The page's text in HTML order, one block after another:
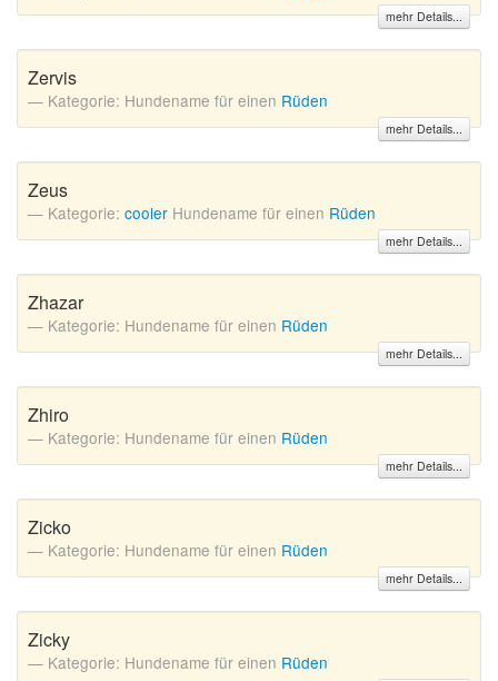
mehr Details...
Zervis
Kategorie: Hundename für einen Rüden
mehr Details...
Zeus
Kategorie: cooler Hundename für einen Rüden
mehr Details...
Zhazar
Kategorie: Hundename für einen Rüden
mehr Details...
Zhiro
Kategorie: Hundename für einen Rüden
mehr Details...
Zicko
Kategorie: Hundename für einen Rüden
mehr Details...
Zicky
Kategorie: Hundename für einen Rüden